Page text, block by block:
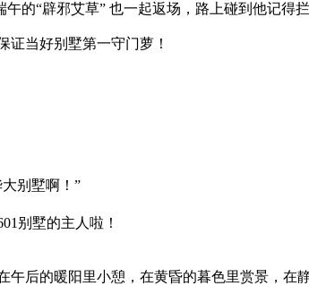
的“辟邪艾草” 也一起返场，路上碰到他记得
证当好别墅第一守门萝！
别墅啊！”
别墅的主人啦！
后的暖阳里小憩，在黄昏的暮色里赏景，